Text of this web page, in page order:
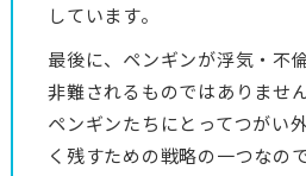
しています。
最後に、ペンギンが浮気・不
非難されるものではありません
ペンギンたちにとってつがい
く残すための戦略の一つなので